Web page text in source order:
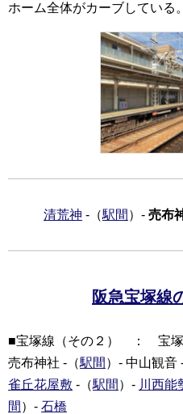
ホーム全体がカーブしている。
清荒神 -（駅間 ）- 売布
阪急宝塚線
■宝塚線（その２） ： 宝塚
売布神社 -（駅間 ）- 中山観音
雀丘花屋敷 -（駅間 ）- 川西能
間 ）- 石橋